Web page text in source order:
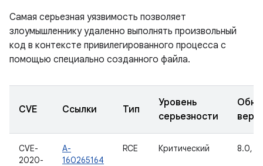
Самая серьезная уязвимость позволяет
злоумышленнику удаленно выполнять произвольный
код в контексте привилегированного процесса с
помощью специально созданного файла.
CVE Ссылки Тип
Уровень
серьезности
CVE-
2020-
A-
160265164
RCE Критический 8.0,